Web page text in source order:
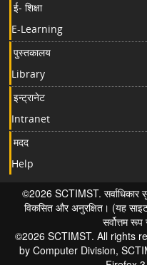
ई- शिक्षा
E-Learning
पुस्तकालय
Library
इन्ट्रानेट
Intranet
मदद
Help
©2026 SCTIMST. सर्वाधिकार
विकसित और अनुरक्षित। (यह
सर्वोत्तम
©2026 SCTIMST. All rights
by Computer Division,